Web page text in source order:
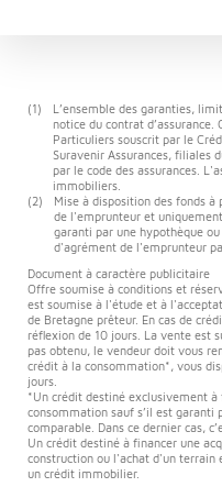
(1)
L’ensemble des garanties,
notice du contrat
Particuliers souscrit par le
Suravenir Assurances, filiales
par le code des assurances.
immobiliers.
(2)
Mise à disposition des fonds
de l'emprunteur et
garanti par une hypothèque
d'agrément de l'emprunteur
Document à caractère publicitaire
Offre soumise à conditions et
est soumise à l'étude et à
de Bretagne prêteur. En cas de
réflexion de 10 jours. La vente est
pas obtenu, le vendeur doit vous
crédit à la consommation*, vous
jours.
*Un crédit destiné exclusivement
consommation sauf s’il est garanti
comparable. Dans ce dernier cas,
Un crédit destiné à financer une
construction ou l'achat d'un terrain
un crédit immobilier.